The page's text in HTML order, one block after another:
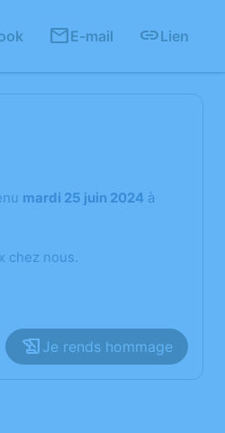
E-mail Lien
mardi 25 juin 2024 à
chez nous.
Je rends hommage